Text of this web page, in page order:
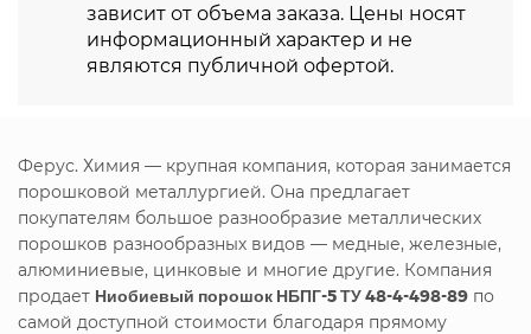
зависит от объема заказа. Цены носят
информационный характер и не
являются публичной офертой.
Ферус. Химия — крупная компания, которая занимается
порошковой металлургией. Она предлагает
покупателям большое разнообразие металлических
порошков разнообразных видов — медные, железные,
алюминиевые, цинковые и многие другие. Компания
продает Ниобиевый порошок НБПГ-5 ТУ 48-4-498-89 по
самой доступной стоимости благодаря прямому